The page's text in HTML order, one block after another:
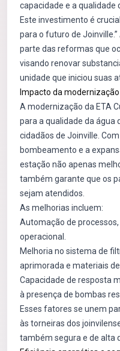
capacidade e a qualidade
Este investimento é
para o futuro de
parte das reformas que
visando renovar
unidade que iniciou suas
Impacto da
A modernização da ETA
para a qualidade da água
cidadãos de Joinville.
bombeamento e a
estação não apenas
também garante que os
sejam atendidos.
As melhorias incluem:
Automação de
operacional.
Melhoria no sistema de
aprimorada e materiais
Capacidade de resposta
à presença de bombas
Esses fatores se unem
às torneiras dos
também segura e de alta